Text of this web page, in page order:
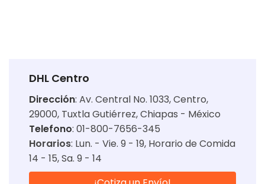
DHL Centro
Dirección: Av. Central No. 1033, Centro,
29000, Tuxtla Gutiérrez, Chiapas - México
Telefono: 01-800-7656-345
Horarios: Lun. - Vie. 9 - 19 Horario de Comida
14 - 15 Sa. 9 - 14